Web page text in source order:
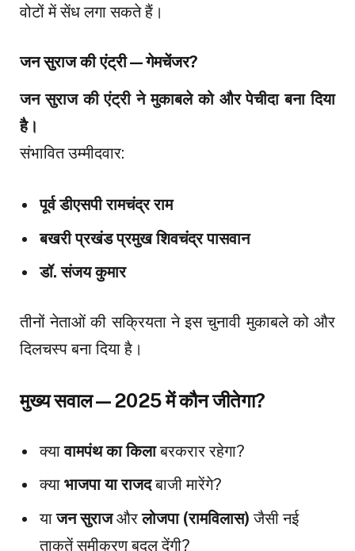
वोटों में सेंध लगा सकते हैं।
जन सुराज की एंट्री—गेमचेंजर?
जन सुराज की एंट्री ने मुकाबले को और पेचीदा बना दिया
है।
संभावित उम्मीदवार:
पूर्व डीएसपी रामचंद्र राम
बखरी प्रखंड प्रमुख शिवचंद्र पासवान
डॉ. संजय कुमार
तीनों नेताओं की सक्रियता ने इस चुनावी मुकाबले को और
दिलचस्प बना दिया है।
मुख्य सवाल—2025 में कौन जीतेगा?
क्यावामपंथ का किलाबरकरार रहेगा?
क्या भाजपा या राजदबाजी मारेंगे?
याजन सुराजऔरलोजपा (रामविलास) जैसी नई
ताकतें समीकरण बदल देंगी?